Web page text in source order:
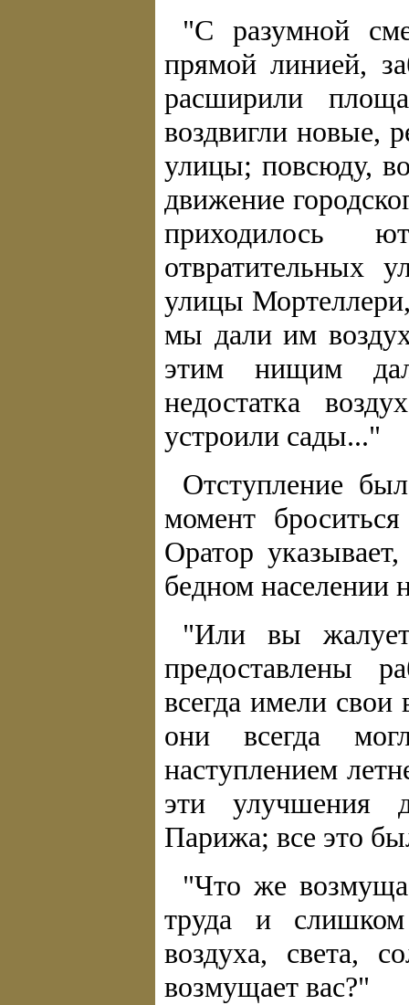
"С разумной
прямой линией,
расширили
воздвигли новые,
улицы; повсюду,
движение
приходилось
отвратительных
улицы
мы дали им
этим нищим
недостатка
устроили сады..."
Отступление
момент
Оратор
бедном населении
"Или вы
предоставлены
всегда имели
они всегда
наступлением
эти улучшения
Парижа; все это
"Что же
труда и
воздуха, света,
возмущает вас?"